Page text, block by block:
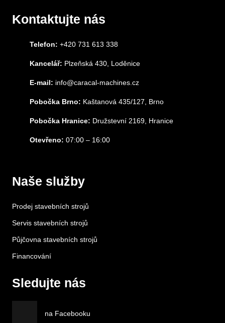
Kontaktujte nás
Telefon: +420 731 613 338
Kancelář: Plzeňská 430, Loděnice
E-mail: info@caracal-machines.cz
Pobočka Brno: Kaštanová 435/127, Brno
Pobočka Hranice: Družstevní 2169, Hranice
Otevřeno: 07:00 – 16:00
Naše služby
Prodej stavebních strojů
Servis stavebních strojů
Půjčovna stavebních strojů
Financování
Sledujte nás
na Facebooku